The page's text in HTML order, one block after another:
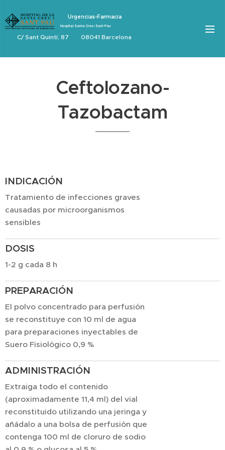
Urgencias-Farmacia
Hospital Santa Creu i Sant Pau
C/ Sant Quintí, 87 08041 Barcelona
Ceftolozano-
Tazobactam
INDICACIÓN
Tratamiento de infecciones graves
causadas por microorganismos
sensibles
DOSIS
1-2 g cada 8 h
PREPARACIÓN
El polvo concentrado para perfusión
se reconstituye con 10 ml de agua
para preparaciones inyectables de
Suero Fisiológico 0,9 %
ADMINISTRACIÓN
Extraiga todo el contenido
(aproximadamente 11,4 ml) del vial
reconstituido utilizando una jeringa y
añádalo a una bolsa de perfusión que
contenga 100 ml de cloruro de sodio